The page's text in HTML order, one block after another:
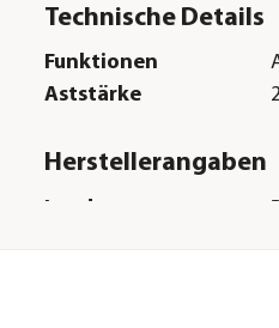
Technische Details
Funktionen
Aststärke
Herstellerangaben
Land